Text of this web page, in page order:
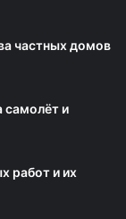
частных домов
самолёт и
работ и их